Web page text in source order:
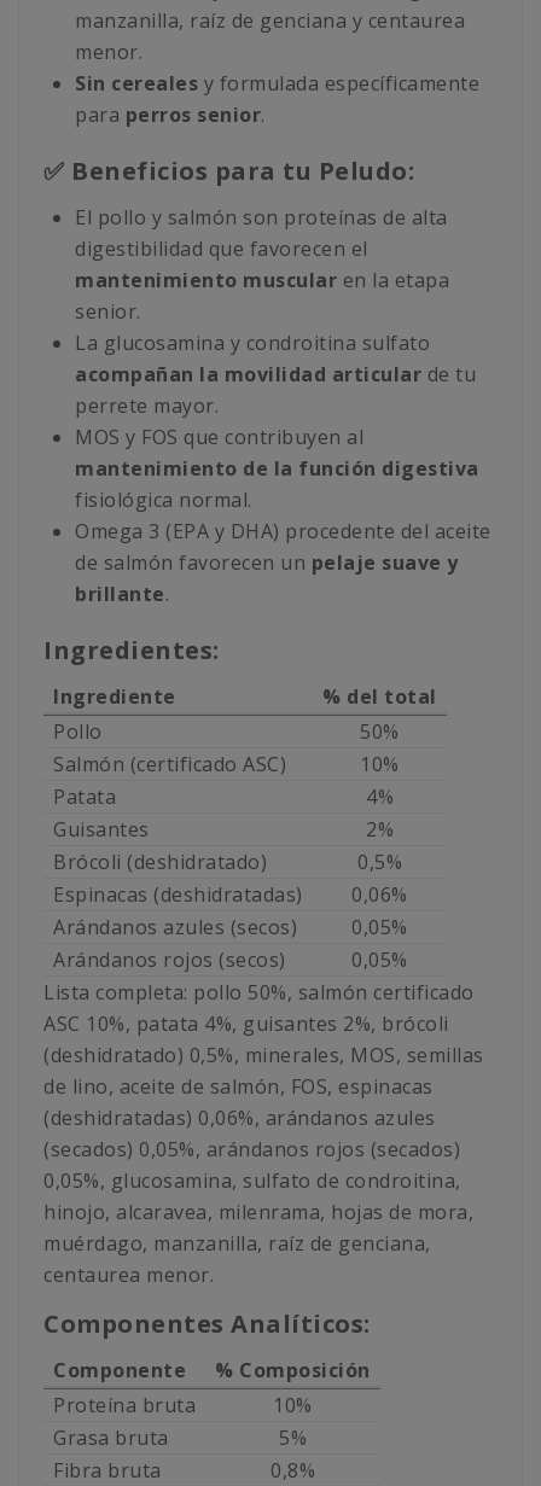
manzanilla, raíz de genciana y centaurea
menor.
Sin cereales y formulada específicamente
para perros senior.
✅ Beneficios para tu Peludo:
El pollo y salmón son proteínas de alta
digestibilidad que favorecen el
mantenimiento muscular en la etapa
senior.
La glucosamina y condroitina sulfato
acompañan la movilidad articular de tu
perrete mayor.
MOS y FOS que contribuyen al
mantenimiento de la función digestiva
fisiológica normal.
Omega 3 (EPA y DHA) procedente del aceite
de salmón favorecen un pelaje suave y
brillante.
Ingredientes:
Ingrediente
% del total
Pollo
50%
Salmón (certificado ASC)
10%
Patata
4%
Guisantes
2%
Brócoli (deshidratado)
0,5%
Espinacas (deshidratadas)
0,06%
Arándanos azules (secos)
0,05%
Arándanos rojos (secos)
0,05%
Lista completa: pollo 50%, salmón certificado
ASC 10%, patata 4%, guisantes 2%, brócoli
(deshidratado) 0,5%, minerales, MOS, semillas
de lino, aceite de salmón, FOS, espinacas
(deshidratadas) 0,06%, arándanos azules
(secados) 0,05%, arándanos rojos (secados)
0,05%, glucosamina, sulfato de condroitina,
hinojo, alcaravea, milenrama, hojas de mora,
muérdago, manzanilla, raíz de genciana,
centaurea menor.
Componentes Analíticos:
Componente
% Composición
Proteína bruta
10%
Grasa bruta
5%
Fibra bruta
0,8%